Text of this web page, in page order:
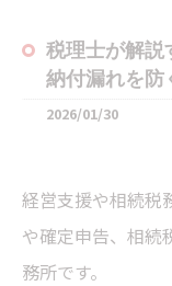
税理士が解説
納付漏れを防
2026/01/30
経営支援や相続税
や確定申告、相続
務所です。